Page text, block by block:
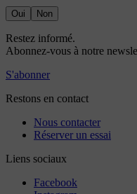
Oui Non